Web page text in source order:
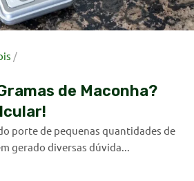
de Maconha?
porte de pequenas quantidades de
gerado diversas dúvida...